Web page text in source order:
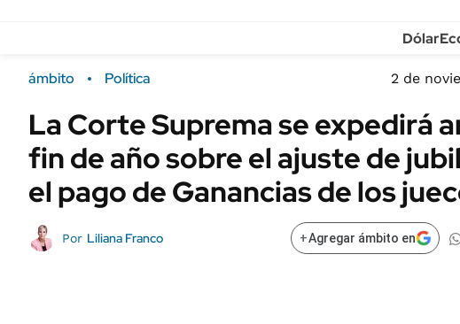
Campo
FINANZAS
Dólar
ÁMBITO DEBATE
Sustentabilidad
Seguros
ENERGY REPORT
POLÍTICA
Dólar
ámbito Política 2 de
La Corte Suprema se expedirá
fin de año sobre el ajuste de
el pago de Ganancias de los
Por Liliana Franco +Agregar ámbito en